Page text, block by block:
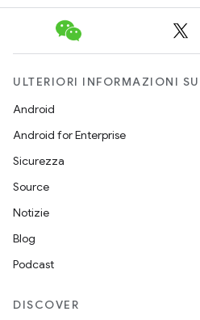
ULTERIORI INFORMAZIONI
Android
Android for Enterprise
Sicurezza
Source
Notizie
Blog
Podcast
DISCOVER